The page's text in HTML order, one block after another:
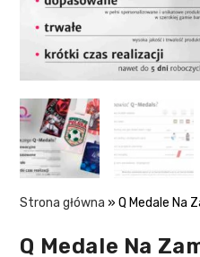
Strona główna »Q Medale Na
Q Medale Na